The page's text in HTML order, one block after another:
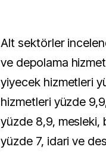
Alt sektörler
ve depolama
yiyecek hizmetleri
hizmetleri yüzde
yüzde 8,9, mesleki,
yüzde 7, idari ve